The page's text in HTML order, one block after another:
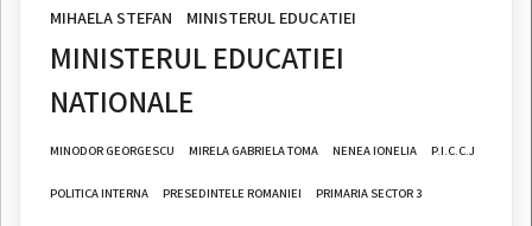
MIHAELA STEFAN MINISTERUL EDUCATIEI
MINISTERUL EDUCATIEI
NATIONALE
MINODOR GEORGESCU MIRELA GABRIELA TOMA NENEA IONELIA P.I.C.C.J
POLITICA INTERNA PRESEDINTELE ROMANIEI PRIMARIA SECTOR 3